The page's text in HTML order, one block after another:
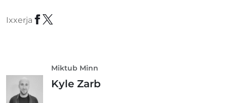
Ixxerja
Miktub Minn
Kyle Zarb